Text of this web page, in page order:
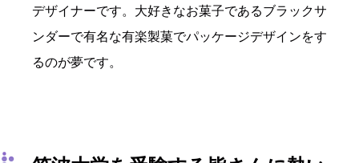
デザイナーです。大好きなお菓子であるブラックサ
ンダーで有名な有楽製菓でパッケージデザインをす
るのが夢です。